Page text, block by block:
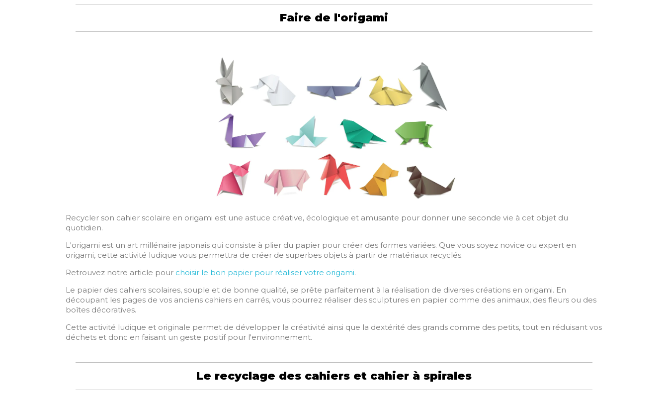
Faire de l'origami
Recycler son cahier scolaire en origami est une astuce créative, écologique et amusante pour donner une seconde vie à cet objet du
quotidien.
L'origami est un art millénaire japonais qui consiste à plier du papier pour créer des formes variées. Que vous soyez novice ou expert en
origami, cette activité ludique vous permettra de créer de superbes objets à partir de matériaux recyclés.
Retrouvez notre article pour choisir le bon papier pour réaliser votre origami.
Le papier des cahiers scolaires, souple et de bonne qualité, se prête parfaitement à la réalisation de diverses créations en origami. En
découpant les pages de vos anciens cahiers en carrés, vous pourrez réaliser des sculptures en papier comme des animaux, des fleurs ou des
boîtes décoratives.
Cette activité ludique et originale permet de développer la créativité ainsi que la dextérité des grands comme des petits, tout en réduisant vos
déchets et donc en faisant un geste positif pour l'environnement.
Le recyclage des cahiers et cahier à spirales